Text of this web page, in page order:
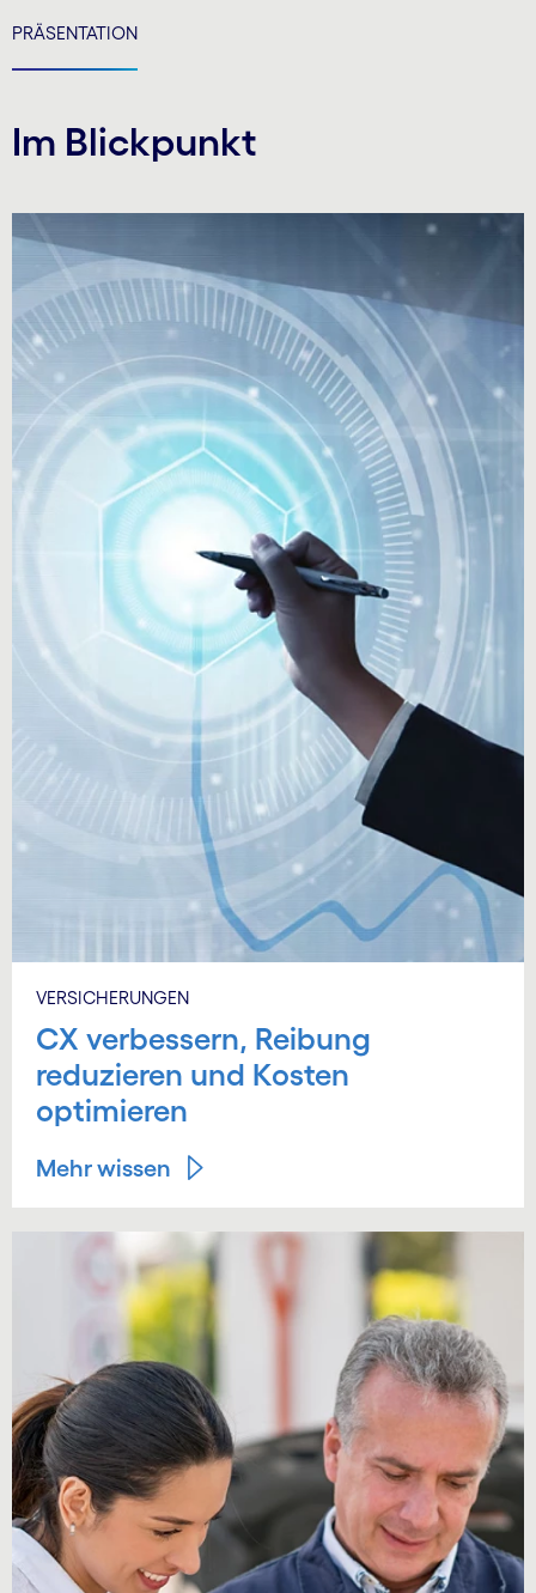
PRÄSENTATION
Im Blickpunkt
VERSICHERUNGEN
CX verbessern, Reibung
reduzieren und Kosten
optimieren
Mehr wissen